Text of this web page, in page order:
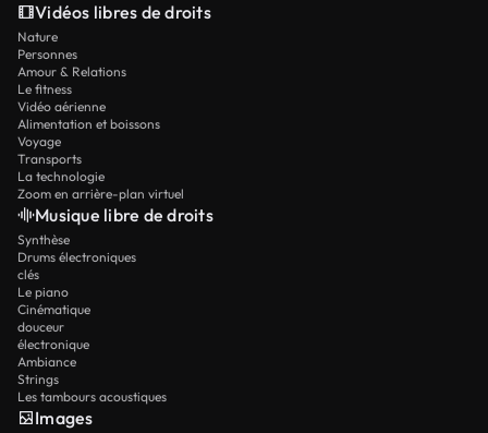
Vidéos libres de droits
Nature
Personnes
Amour & Relations
Le fitness
Vidéo aérienne
Alimentation et boissons
Voyage
Transports
La technologie
Zoom en arrière-plan virtuel
Musique libre de droits
Synthèse
Drums électroniques
clés
Le piano
Cinématique
douceur
électronique
Ambiance
Strings
Les tambours acoustiques
Images